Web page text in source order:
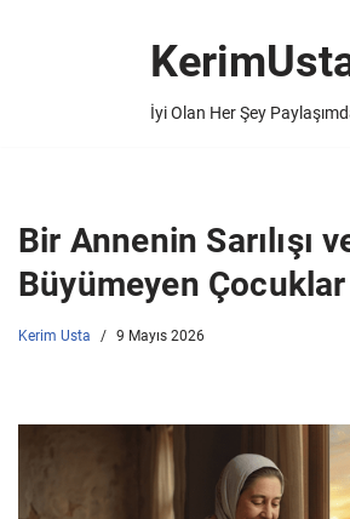
İyi Olan Her Şey
Bir Annenin Sarılışı
Büyümeyen Çocuklar
Kerim Usta 9 Mayıs 2026